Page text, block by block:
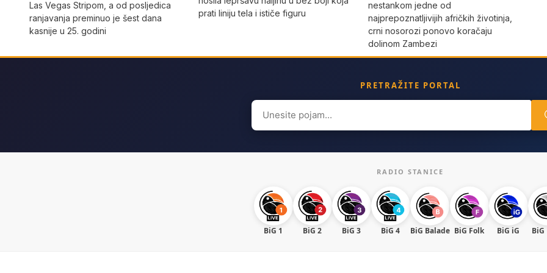
Las Vegas Stripom, a od posljedica
ranjavanja preminuo je šest dana
kasnije u 25. godini
prati liniju tela i ističe figuru
nestankom jedne od
najprepoznatljivijih afričkih životinja,
crni nosorozi ponovo koračaju
dolinom Zambezi
PRETRAŽITE PORTAL
Search
for:
RADIO STANICE
BiG 1 BiG 2 BiG 3 BiG 4 BiG Balade BiG Folk BiG iG BiG